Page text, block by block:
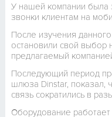
У нашей компании была
звонки клиентам на
После изучения
остановили свой выбор
предлагаемый
Последующий период
шлюза Dinstar, показал,
связь сократились в
Оборудование